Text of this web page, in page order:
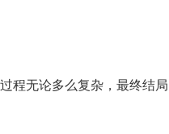
程无论多么复杂，最终结局